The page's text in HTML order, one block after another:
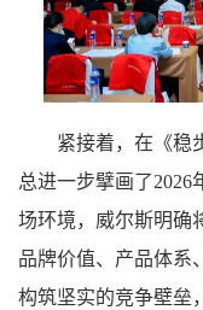
紧接着，在《稳
总进一步擘画了
场环境，威尔斯明确
品牌价值、产品体系
构筑坚实的竞争壁垒